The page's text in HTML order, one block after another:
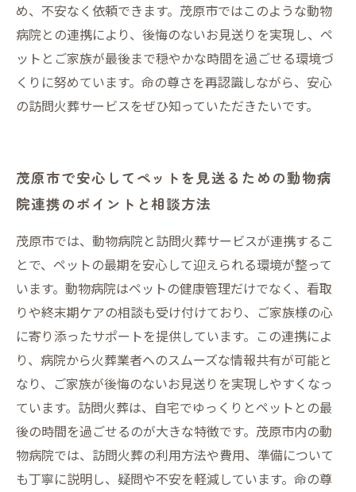
め、不安なく依頼できます。茂原市ではこのような動物
病院との連携により、後悔のないお見送りを実現し、ペ
ットとご家族が最後まで穏やかな時間を過ごせる環境づ
くりに努めています。命の尊さを再認識しながら、安心
の訪問火葬サービスをぜひ知っていただきたいです。
茂原市で安心してペットを見送るための動物病
院連携のポイントと相談方法
茂原市では、動物病院と訪問火葬サービスが連携するこ
とで、ペットの最期を安心して迎えられる環境が整って
います。動物病院はペットの健康管理だけでなく、看取
りや終末期ケアの相談も受け付けており、ご家族様の心
に寄り添ったサポートを提供しています。この連携によ
り、病院から火葬業者へのスムーズな情報共有が可能と
なり、ご家族が後悔のないお見送りを実現しやすくなっ
ています。訪問火葬は、自宅でゆっくりとペットとの最
後の時間を過ごせるのが大きな特徴です。茂原市内の動
物病院では、訪問火葬の利用方法や費用、準備について
も丁寧に説明し、疑問や不安を軽減しています。命の尊